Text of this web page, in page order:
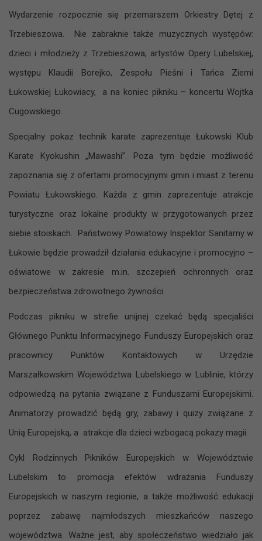
Wydarzenie rozpocznie się przemarszem Orkiestry Dętej z
Trzebieszowa. Nie zabraknie także muzycznych występów:
dzieci i młodzieży z Trzebieszowa, artystów Opery Lubelskiej,
występu Klaudii Borejko, Zespołu Pieśni i Tańca Ziemi
Łukowskiej Łukowiacy, a na koniec pikniku – koncertu Wojtka
Cugowskiego.
Specjalny pokaz technik karate zaprezentuje Łukowski Klub
Karate Kyokushin „Mawashi”. Poza tym będzie możliwość
zapoznania się z ofertami promocyjnymi gmin i miast z terenu
Powiatu Łukowskiego. Każda z gmin zaprezentuje atrakcje
turystyczne oraz lokalne produkty w przygotowanych przez
siebie stoiskach. Państwowy Powiatowy Inspektor Sanitarny w
Łukowie będzie prowadził działania edukacyjne i promocyjno –
oświatowe w zakresie m.in. szczepień ochronnych oraz
bezpieczeństwa zdrowotnego żywności.
Podczas pikniku w strefie unijnej czekać będą specjaliści
Głównego Punktu Informacyjnego Funduszy Europejskich oraz
pracownicy Punktów Kontaktowych w Urzędzie
Marszałkowskim Województwa Lubelskiego w Lublinie, którzy
odpowiedzą na pytania związane z Funduszami Europejskimi.
Animatorzy prowadzić będą gry, zabawy i quizy związane z
Unią Europejską, a atrakcje dla dzieci wzbogacą pokazy magii.
Cykl Rodzinnych Pikników Europejskich w Województwie
Lubelskim to promocja efektów wdrażania Funduszy
Europejskich w naszym regionie, a także możliwość edukacji
poprzez zabawę najmłodszych mieszkańców naszego
województwa. Ważne jest, aby społeczeństwo wiedziało jak